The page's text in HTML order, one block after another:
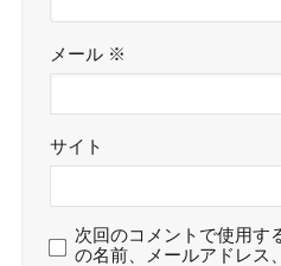
メール ※
サイト
次回のコメントで使用す
の名前、メールアドレス